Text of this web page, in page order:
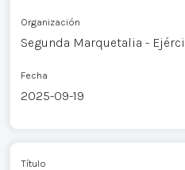
Organización
Segunda Marquetalia -
Fecha
2025-09-19
Título